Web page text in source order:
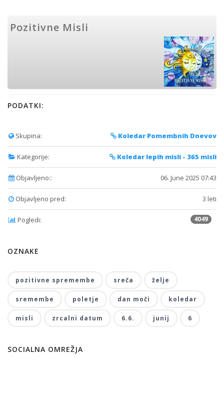
Pozitivne Misli
PODATKI:
Skupina: Koledar Pomembnih Dnevov
Kategorije: Koledar lepih misli - 365 misli
Objavljeno:: 06. June 2025 07:43
Objavljeno pred: 3 leti
Pogledi: 4049
OZNAKE
pozitivne spremembe sreča želje
sremembe poletje dan moči koledar
misli zrcalni datum 6.6. junij 6
SOCIALNA OMREŽJA